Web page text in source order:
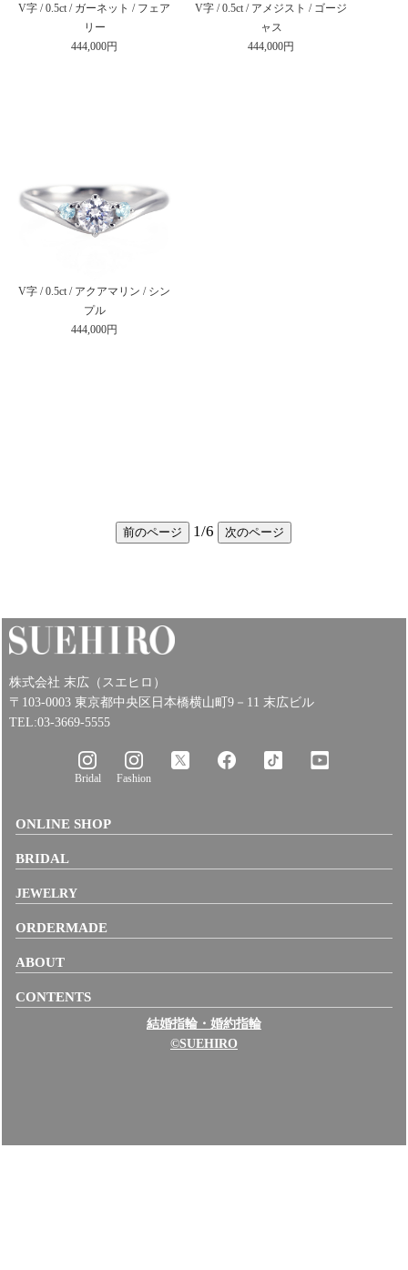
V字 / 0.5ct / ガーネット / フェア
リー
444,000円
V字 / 0.5ct / アメジスト / ゴージ
ャス
444,000円
V字 / 0.5ct / アクアマリン / シン
プル
444,000円
前のページ 1/6 次のページ
株式会社 末広（スエヒロ）
〒103-0003 東京都中央区日本橋横山町9－11 末広ビル
TEL:03-3669-5555
Bridal Fashion
ONLINE SHOP
BRIDAL
JEWELRY
ORDERMADE
ABOUT
CONTENTS
結婚指輪・婚約指輪
©SUEHIRO